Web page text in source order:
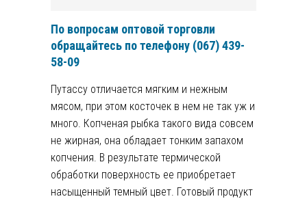
По вопросам оптовой торговли
обращайтесь по телефону (067) 439-
58-09
Путассу отличается мягким и нежным
мясом, при этом косточек в нем не так уж и
много. Копченая рыбка такого вида совсем
не жирная, она обладает тонким запахом
копчения. В результате термической
обработки поверхность ее приобретает
насыщенный темный цвет. Готовый продукт